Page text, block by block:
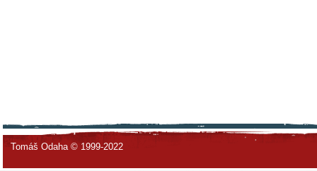
Tomáš Odaha © 1999-2022